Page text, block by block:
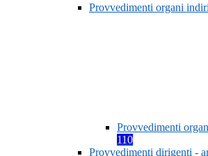
Provvedimenti organi
Provvedimenti
110
Provvedimenti dirigenti -